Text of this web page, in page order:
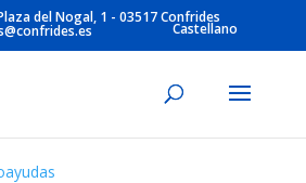
del Nogal, 1 - 03517 Confrides
Castellano